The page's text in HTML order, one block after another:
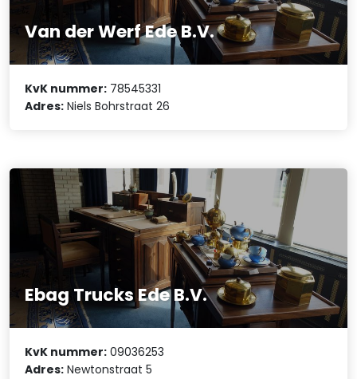
Van der Werf Ede B.V.
KvK nummer: 78545331
Adres: Niels Bohrstraat 26
Ebag Trucks Ede B.V.
KvK nummer: 09036253
Adres: Newtonstraat 5